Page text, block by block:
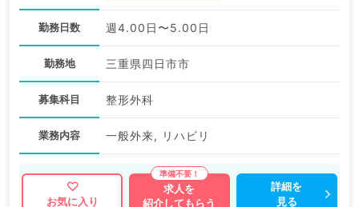
勤務日数 週4.00日〜5.00日
勤務地 三重県四日市市
募集科目 整形外科
業務内容 一般外来, リハビリ
お気に入り
求人を
紹介してもらう
詳細を
見る